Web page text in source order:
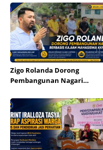
Zigo Rolanda Dorong
Pembangunan Nagari
KKN UNP